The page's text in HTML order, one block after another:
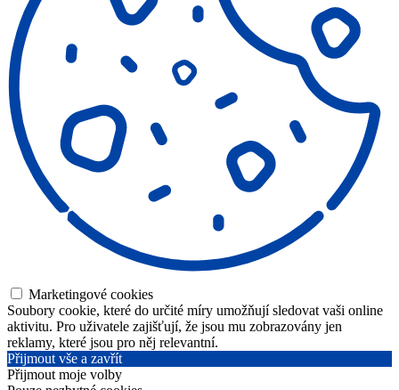
Marketingové cookies
Soubory cookie, které do určité míry umožňují sledovat vaši online
aktivitu. Pro uživatele zajišťují, že jsou mu zobrazovány jen
reklamy, které jsou pro něj relevantní.
Přijmout vše a zavřít
Přijmout moje volby